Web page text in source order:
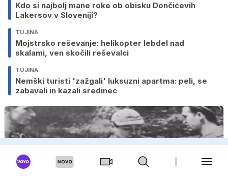
Kdo si najbolj mane roke ob obisku Dončićevih
Lakersov v Sloveniji?
TUJINA
Mojstrsko reševanje: helikopter lebdel nad
skalami, ven skočili reševalci
TUJINA
Nemški turisti 'zažgali' luksuzni apartma: peli, se
zabavali in kazali sredinec